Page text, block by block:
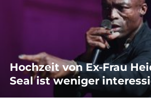
Hochzeit von Ex-Frau
Seal ist weniger